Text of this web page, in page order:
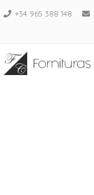
Saltar+34 965 388 148